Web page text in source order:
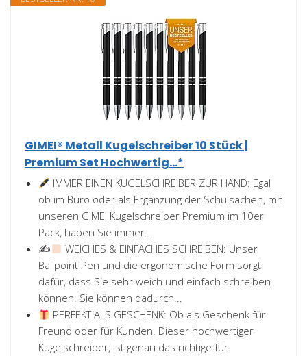
GIMEI® Metall Kugelschreiber 10 Stück |
Premium Set Hochwertig...*
IMMER EINEN KUGELSCHREIBER ZUR HAND: Egal
ob im Büro oder als Ergänzung der Schulsachen, mit
unseren GIMEI Kugelschreiber Premium im 10er
Pack, haben Sie immer...
✍
WEICHES & EINFACHES SCHREIBEN: Unser
Ballpoint Pen und die ergonomische Form sorgt
dafür, dass Sie sehr weich und einfach schreiben
können. Sie können dadurch...
PERFEKT ALS GESCHENK: Ob als Geschenk für
Freund oder für Kunden. Dieser hochwertiger
Kugelschreiber, ist genau das richtige für